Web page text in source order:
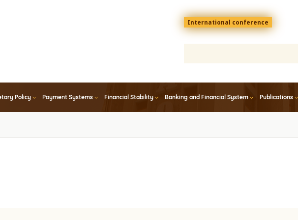
Menu
top
En
International conference
Policy Payment Systems Financial Stability Banking and Financial System Publications